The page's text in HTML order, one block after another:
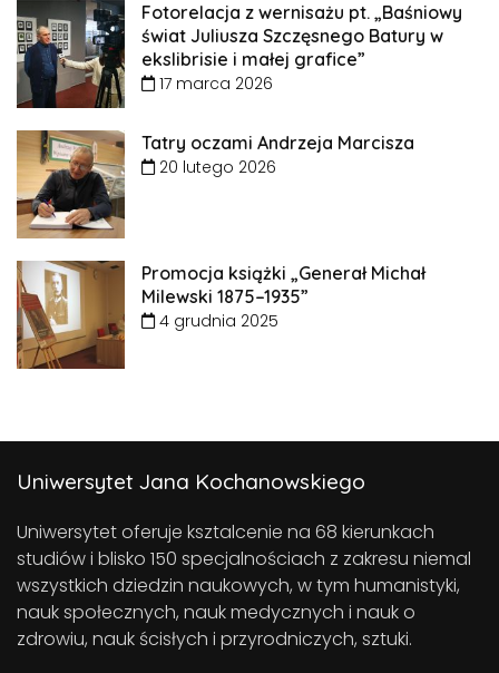
Fotorelacja z wernisażu pt. „Baśniowy
świat Juliusza Szczęsnego Batury w
ekslibrisie i małej grafice”
17 marca 2026
Tatry oczami Andrzeja Marcisza
20 lutego 2026
Promocja książki „Generał Michał
Milewski 1875–1935”
4 grudnia 2025
Uniwersytet Jana Kochanowskiego
Uniwersytet oferuje ksztalcenie na 68 kierunkach
studiów i blisko 150 specjalnościach z zakresu niemal
wszystkich dziedzin naukowych, w tym humanistyki,
nauk społecznych, nauk medycznych i nauk o
zdrowiu, nauk ścisłych i przyrodniczych, sztuki.